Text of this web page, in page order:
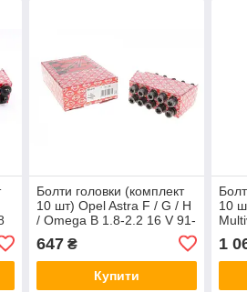
Болти головки (комплект
10 шт) Opel Astra F / G / H
/ Omega B 1.8-2.2 16 V 91-
03 (M11x1.25x105) Elring
803010
647₴
Купити
10
1